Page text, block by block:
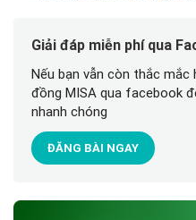
Giải đáp miễn phí qua
Nếu bạn vẫn còn thắc mắc
đồng MISA qua facebook
nhanh chóng
ĐĂNG BÀI NGAY